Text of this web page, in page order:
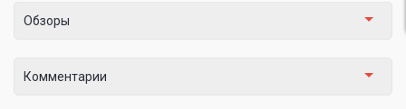
Обзоры
Комментарии